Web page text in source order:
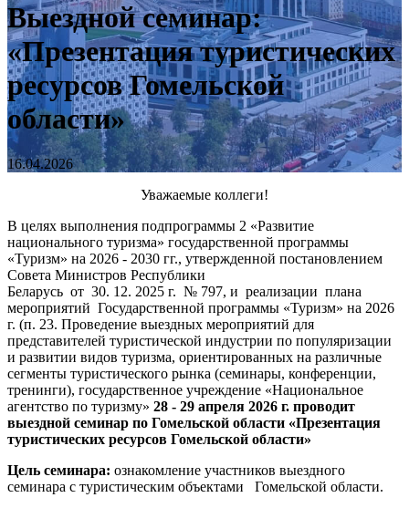
Выездной семинар:
«Презентация туристических
ресурсов Гомельской
области»
16.04.2026
Уважаемые коллеги!
В целях выполнения подпрограммы 2 «Развитие
национального туризма» государственной программы
«Туризм» на 2026 - 2030 гг., утвержденной постановлением
Совета Министров Республики
Беларусь от 30. 12. 2025 г. № 797, и реализации плана
мероприятий Государственной программы «Туризм» на 2026
г. (п. 23. Проведение выездных мероприятий для
представителей туристической индустрии по популяризации
и развитии видов туризма, ориентированных на различные
сегменты туристического рынка (семинары, конференции,
тренинги), государственное учреждение «Национальное
агентство по туризму» 28 - 29 апреля 2026 г. проводит
выездной семинар по Гомельской области «Презентация
туристических ресурсов Гомельской области»
Цель семинара: ознакомление участников выездного
семинара с туристическим объектами Гомельской области.